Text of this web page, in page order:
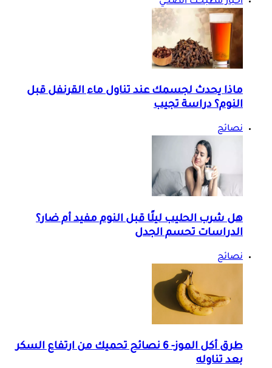
ماذا يحدث لجسمك عند تناول ماء القرنفل قبل
النوم؟ دراسة تجيب
نصائح
هل شرب الحليب ليلًا قبل النوم مفيد أم ضار؟
الدراسات تحسم الجدل
نصائح
طرق أكل الموز- 6 نصائح تحميك من ارتفاع السكر
بعد تناوله